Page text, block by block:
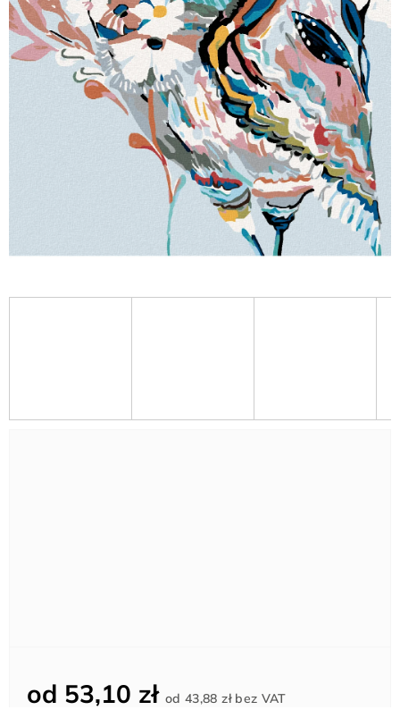
od 53,10 zł od43,88 złbez VAT